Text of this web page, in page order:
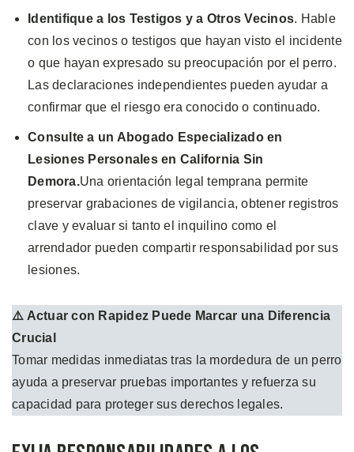
Identifique a los Testigos y a Otros Vecinos. Hable
con los vecinos o testigos que hayan visto el incidente
o que hayan expresado su preocupación por el perro.
Las declaraciones independientes pueden ayudar a
confirmar que el riesgo era conocido o continuado.
Consulte a un Abogado Especializado en
Lesiones Personales en California Sin
Demora.Una orientación legal temprana permite
preservar grabaciones de vigilancia, obtener registros
clave y evaluar si tanto el inquilino como el
arrendador pueden compartir responsabilidad por sus
lesiones.
⚠️ Actuar con Rapidez Puede Marcar una Diferencia
Crucial
Tomar medidas inmediatas tras la mordedura de un perro
ayuda a preservar pruebas importantes y refuerza su
capacidad para proteger sus derechos legales.